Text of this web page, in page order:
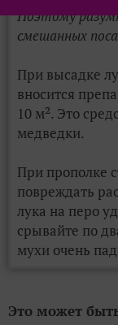
Поэтому
смешанных
При высадке
вносится
10 м². Это
медведки.
При прополке
повреждать
лука на перо
срывайте по
мухи очень
Это может